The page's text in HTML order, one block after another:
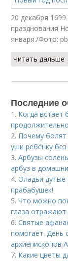
20 декабря
празднования
января./Фото:
Читать дальше
Последние
1. Когда встает
2. Почему
уши ребёнку
3.Арбузы
арбуз в
4.Оладьи дутые
прабабушек!
5.Что можно
глаза
6.Святые
помогает. День
архиепископов
7. Какие цветы